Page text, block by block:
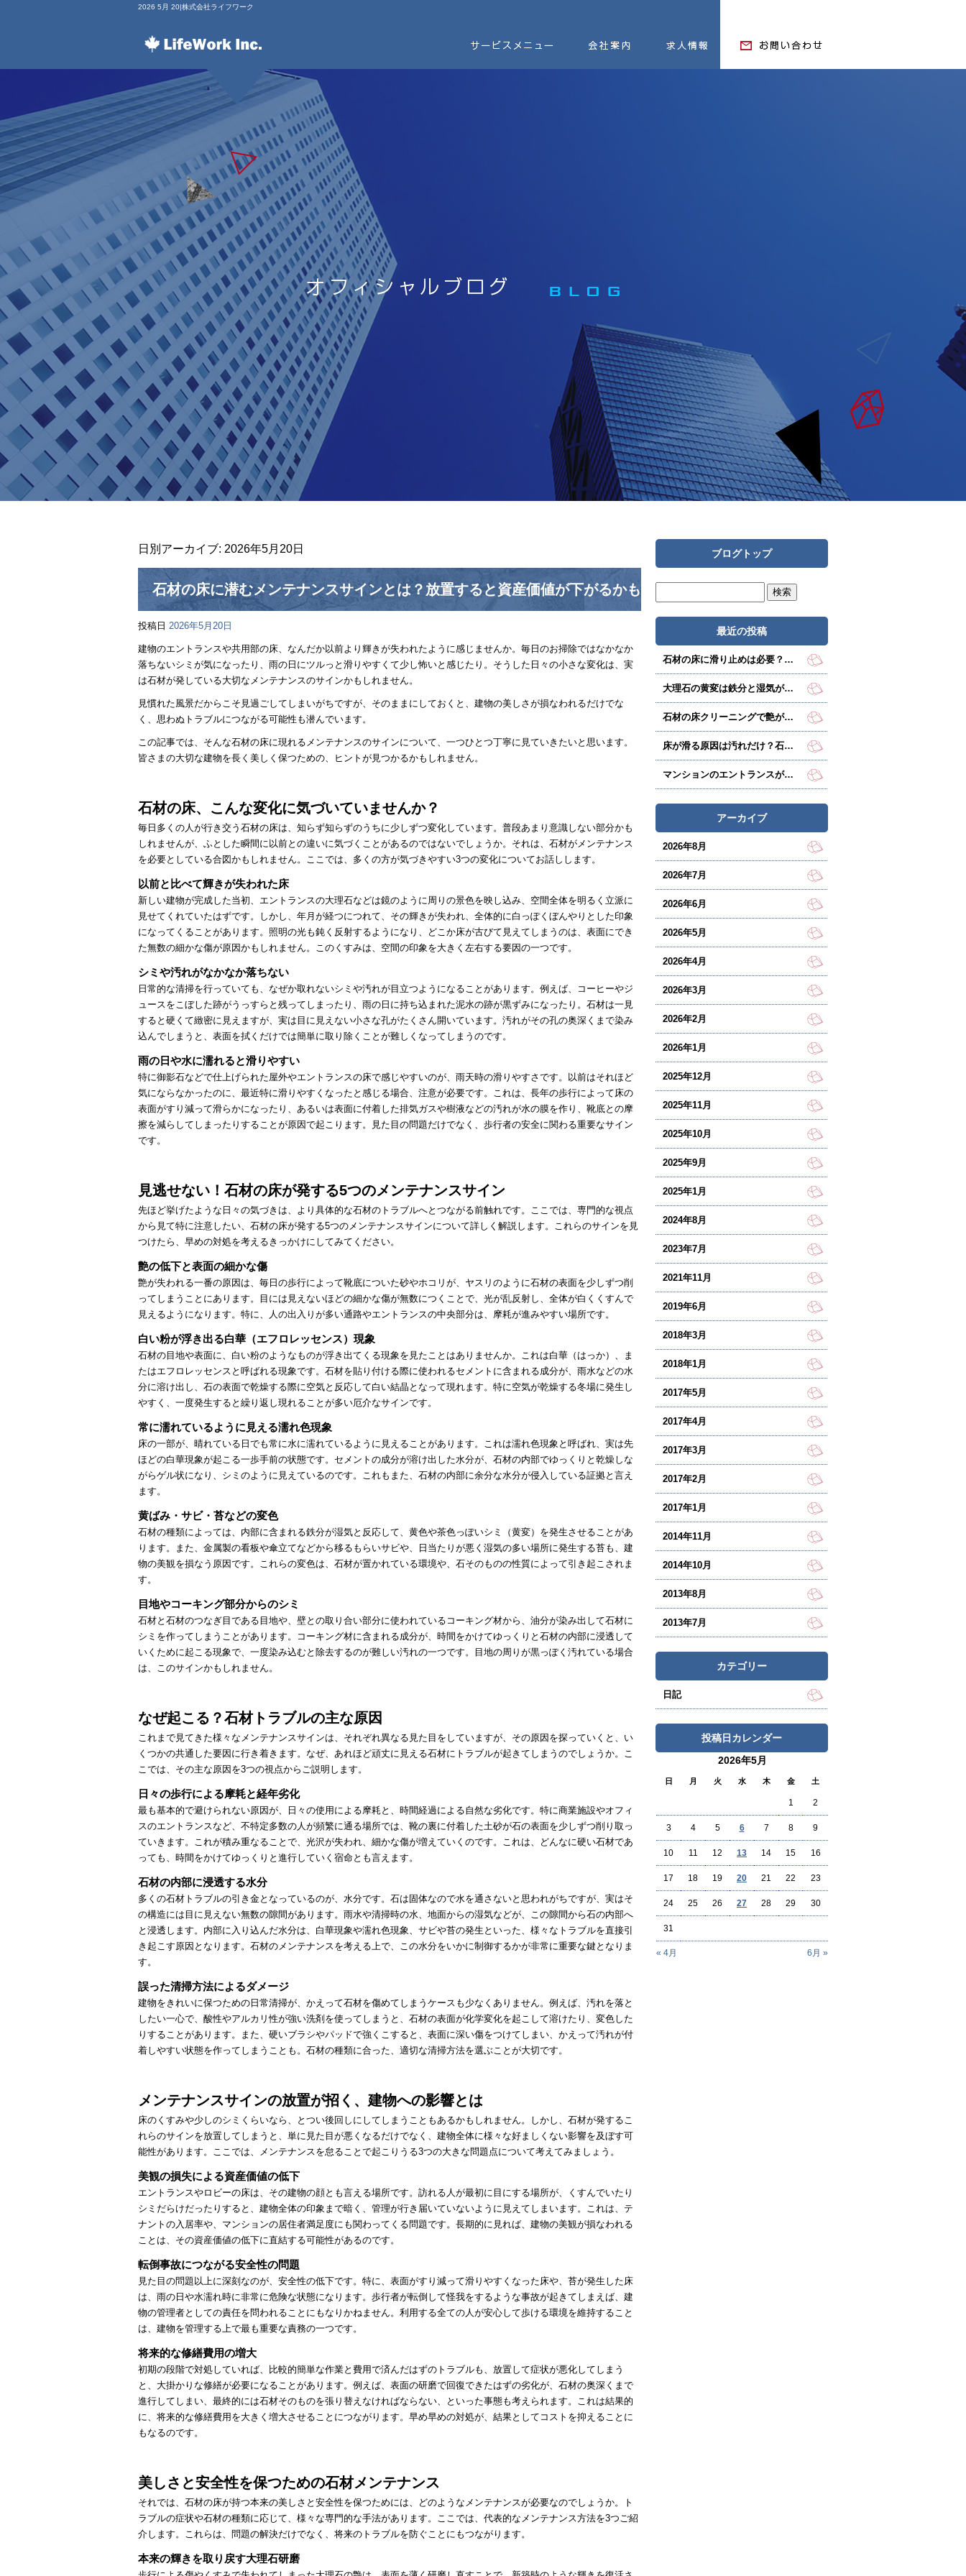
2026 5月 20|株式会社ライフワーク
日別アーカイブ: 2026年5月20日
石材の床に潜むメンテナンスサインとは？放置すると資産価値が下がるかも
投稿日 2026年5月20日
建物のエントランスや共用部の床、なんだか以前より輝きが失われたように感じませんか。毎日のお掃除ではなかなか
落ちないシミが気になったり、雨の日にツルっと滑りやすくて少し怖いと感じたり。そうした日々の小さな変化は、実
は石材が発している大切なメンテナンスのサインかもしれません。
見慣れた風景だからこそ見過ごしてしまいがちですが、そのままにしておくと、建物の美しさが損なわれるだけでな
く、思わぬトラブルにつながる可能性も潜んでいます。
この記事では、そんな石材の床に現れるメンテナンスのサインについて、一つひとつ丁寧に見ていきたいと思います。
皆さまの大切な建物を長く美しく保つための、ヒントが見つかるかもしれません。
石材の床、こんな変化に気づいていませんか？
毎日多くの人が行き交う石材の床は、知らず知らずのうちに少しずつ変化しています。普段あまり意識しない部分かも
しれませんが、ふとした瞬間に以前との違いに気づくことがあるのではないでしょうか。それは、石材がメンテナンス
を必要としている合図かもしれません。ここでは、多くの方が気づきやすい3つの変化についてお話しします。
以前と比べて輝きが失われた床
新しい建物が完成した当初、エントランスの大理石などは鏡のように周りの景色を映し込み、空間全体を明るく立派に
見せてくれていたはずです。しかし、年月が経つにつれて、その輝きが失われ、全体的に白っぽくぼんやりとした印象
になってくることがあります。照明の光も鈍く反射するようになり、どこか床が古びて見えてしまうのは、表面にでき
た無数の細かな傷が原因かもしれません。このくすみは、空間の印象を大きく左右する要因の一つです。
シミや汚れがなかなか落ちない
日常的な清掃を行っていても、なぜか取れないシミや汚れが目立つようになることがあります。例えば、コーヒーやジ
ュースをこぼした跡がうっすらと残ってしまったり、雨の日に持ち込まれた泥水の跡が黒ずみになったり。石材は一見
すると硬くて緻密に見えますが、実は目に見えない小さな孔がたくさん開いています。汚れがその孔の奥深くまで染み
込んでしまうと、表面を拭くだけでは簡単に取り除くことが難しくなってしまうのです。
雨の日や水に濡れると滑りやすい
特に御影石などで仕上げられた屋外やエントランスの床で感じやすいのが、雨天時の滑りやすさです。以前はそれほど
気にならなかったのに、最近特に滑りやすくなったと感じる場合、注意が必要です。これは、長年の歩行によって床の
表面がすり減って滑らかになったり、あるいは表面に付着した排気ガスや樹液などの汚れが水の膜を作り、靴底との摩
擦を減らしてしまったりすることが原因で起こります。見た目の問題だけでなく、歩行者の安全に関わる重要なサイン
です。
見逃せない！石材の床が発する5つのメンテナンスサイン
先ほど挙げたような日々の気づきは、より具体的な石材のトラブルへとつながる前触れです。ここでは、専門的な視点
から見て特に注意したい、石材の床が発する5つのメンテナンスサインについて詳しく解説します。これらのサインを見
つけたら、早めの対処を考えるきっかけにしてみてください。
艶の低下と表面の細かな傷
艶が失われる一番の原因は、毎日の歩行によって靴底についた砂やホコリが、ヤスリのように石材の表面を少しずつ削
ってしまうことにあります。目には見えないほどの細かな傷が無数につくことで、光が乱反射し、全体が白くくすんで
見えるようになります。特に、人の出入りが多い通路やエントランスの中央部分は、摩耗が進みやすい場所です。
白い粉が浮き出る白華（エフロレッセンス）現象
石材の目地や表面に、白い粉のようなものが浮き出てくる現象を見たことはありませんか。これは白華（はっか）、ま
たはエフロレッセンスと呼ばれる現象です。石材を貼り付ける際に使われるセメントに含まれる成分が、雨水などの水
分に溶け出し、石の表面で乾燥する際に空気と反応して白い結晶となって現れます。特に空気が乾燥する冬場に発生し
やすく、一度発生すると繰り返し現れることが多い厄介なサインです。
常に濡れているように見える濡れ色現象
床の一部が、晴れている日でも常に水に濡れているように見えることがあります。これは濡れ色現象と呼ばれ、実は先
ほどの白華現象が起こる一歩手前の状態です。セメントの成分が溶け出した水分が、石材の内部でゆっくりと乾燥しな
がらゲル状になり、シミのように見えているのです。これもまた、石材の内部に余分な水分が侵入している証拠と言え
ます。
黄ばみ・サビ・苔などの変色
石材の種類によっては、内部に含まれる鉄分が湿気と反応して、黄色や茶色っぽいシミ（黄変）を発生させることがあ
ります。また、金属製の看板や傘立てなどから移るもらいサビや、日当たりが悪く湿気の多い場所に発生する苔も、建
物の美観を損なう原因です。これらの変色は、石材が置かれている環境や、石そのものの性質によって引き起こされま
す。
目地やコーキング部分からのシミ
石材と石材のつなぎ目である目地や、壁との取り合い部分に使われているコーキング材から、油分が染み出して石材に
シミを作ってしまうことがあります。コーキング材に含まれる成分が、時間をかけてゆっくりと石材の内部に浸透して
いくために起こる現象で、一度染み込むと除去するのが難しい汚れの一つです。目地の周りが黒っぽく汚れている場合
は、このサインかもしれません。
なぜ起こる？石材トラブルの主な原因
これまで見てきた様々なメンテナンスサインは、それぞれ異なる見た目をしていますが、その原因を探っていくと、い
くつかの共通した要因に行き着きます。なぜ、あれほど頑丈に見える石材にトラブルが起きてしまうのでしょうか。こ
こでは、その主な原因を3つの視点からご説明します。
日々の歩行による摩耗と経年劣化
最も基本的で避けられない原因が、日々の使用による摩耗と、時間経過による自然な劣化です。特に商業施設やオフィ
スのエントランスなど、不特定多数の人が頻繁に通る場所では、靴の裏に付着した土砂が石の表面を少しずつ削り取っ
ていきます。これが積み重なることで、光沢が失われ、細かな傷が増えていくのです。これは、どんなに硬い石材であ
っても、時間をかけてゆっくりと進行していく宿命とも言えます。
石材の内部に浸透する水分
多くの石材トラブルの引き金となっているのが、水分です。石は固体なので水を通さないと思われがちですが、実はそ
の構造には目に見えない無数の隙間があります。雨水や清掃時の水、地面からの湿気などが、この隙間から石の内部へ
と浸透します。内部に入り込んだ水分は、白華現象や濡れ色現象、サビや苔の発生といった、様々なトラブルを直接引
き起こす原因となります。石材のメンテナンスを考える上で、この水分をいかに制御するかが非常に重要な鍵となりま
す。
誤った清掃方法によるダメージ
建物をきれいに保つための日常清掃が、かえって石材を傷めてしまうケースも少なくありません。例えば、汚れを落と
したい一心で、酸性やアルカリ性が強い洗剤を使ってしまうと、石材の表面が化学変化を起こして溶けたり、変色した
りすることがあります。また、硬いブラシやパッドで強くこすると、表面に深い傷をつけてしまい、かえって汚れが付
着しやすい状態を作ってしまうことも。石材の種類に合った、適切な清掃方法を選ぶことが大切です。
メンテナンスサインの放置が招く、建物への影響とは
床のくすみや少しのシミくらいなら、とつい後回しにしてしまうこともあるかもしれません。しかし、石材が発するこ
れらのサインを放置してしまうと、単に見た目が悪くなるだけでなく、建物全体に様々な好ましくない影響を及ぼす可
能性があります。ここでは、メンテナンスを怠ることで起こりうる3つの大きな問題点について考えてみましょう。
美観の損失による資産価値の低下
エントランスやロビーの床は、その建物の顔とも言える場所です。訪れる人が最初に目にする場所が、くすんでいたり
シミだらけだったりすると、建物全体の印象まで暗く、管理が行き届いていないように見えてしまいます。これは、テ
ナントの入居率や、マンションの居住者満足度にも関わってくる問題です。長期的に見れば、建物の美観が損なわれる
ことは、その資産価値の低下に直結する可能性があるのです。
転倒事故につながる安全性の問題
見た目の問題以上に深刻なのが、安全性の低下です。特に、表面がすり減って滑りやすくなった床や、苔が発生した床
は、雨の日や水濡れ時に非常に危険な状態になります。歩行者が転倒して怪我をするような事故が起きてしまえば、建
物の管理者としての責任を問われることにもなりかねません。利用する全ての人が安心して歩ける環境を維持すること
は、建物を管理する上で最も重要な責務の一つです。
将来的な修繕費用の増大
初期の段階で対処していれば、比較的簡単な作業と費用で済んだはずのトラブルも、放置して症状が悪化してしまう
と、大掛かりな修繕が必要になることがあります。例えば、表面の研磨で回復できたはずの劣化が、石材の奥深くまで
進行してしまい、最終的には石材そのものを張り替えなければならない、といった事態も考えられます。これは結果的
に、将来的な修繕費用を大きく増大させることにつながります。早め早めの対処が、結果としてコストを抑えることに
もなるのです。
美しさと安全性を保つための石材メンテナンス
それでは、石材の床が持つ本来の美しさと安全性を保つためには、どのようなメンテナンスが必要なのでしょうか。ト
ラブルの症状や石材の種類に応じて、様々な専門的な手法があります。ここでは、代表的なメンテナンス方法を3つご紹
介します。これらは、問題の解決だけでなく、将来のトラブルを防ぐことにもつながります。
本来の輝きを取り戻す大理石研磨
ブログトップ
最近の投稿
石材の床に滑り止めは必要？転倒リスクは汚れで増える
大理石の黄変は鉄分と湿気が原因？放置で悪化する前に
石材の床クリーニングで艶が戻らない理由とは？
床が滑る原因は汚れだけ？石材床の防滑処理で事故を防ぐ
マンションのエントランスがくすむ原因は、床石の劣化かも？
アーカイブ
2026年8月
2026年7月
2026年6月
2026年5月
2026年4月
2026年3月
2026年2月
2026年1月
2025年12月
2025年11月
2025年10月
2025年9月
2025年1月
2024年8月
2023年7月
2021年11月
2019年6月
2018年3月
2018年1月
2017年5月
2017年4月
2017年3月
2017年2月
2017年1月
2014年11月
2014年10月
2013年8月
2013年7月
カテゴリー
日記
投稿日カレンダー
2026年5月
日 月 火 水 木 金 土
« 4月 6月 »
1 2
3 4 5 6 7 8 9
10 11 12 13 14 15 16
17 18 19 20 21 22 23
24 25 26 27 28 29 30
31